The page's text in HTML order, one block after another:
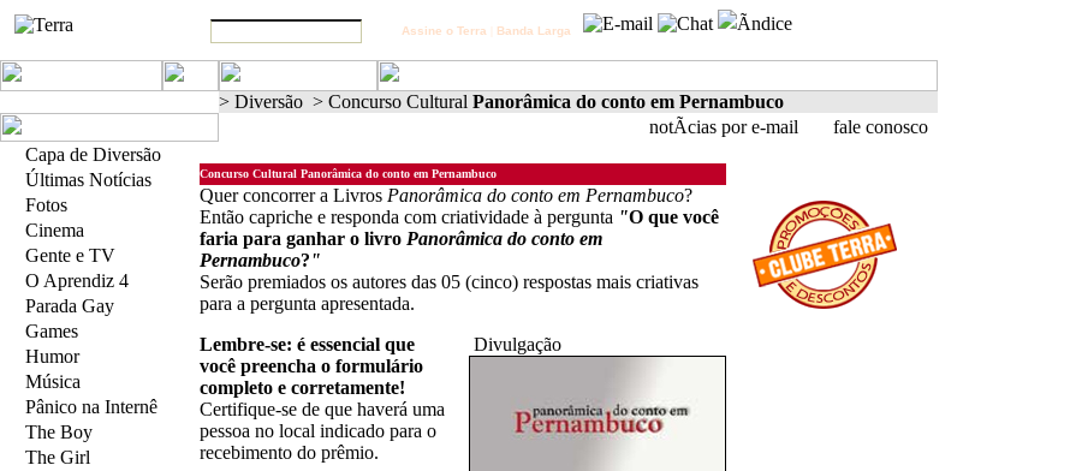
Assine o Terra Banda Larga
> Diversão > Concurso Cultural Panorâmica do conto em Pernambuco
notÃ­cias por e-mail
fale conosco
Capa de Diversão
Últimas Notícias
Fotos
Cinema
Gente e TV
O Aprendiz 4
Parada Gay
Games
Humor
Música
Pânico na Internê
The Boy
The Girl
Concurso Cultural Panorâmica do conto em Pernambuco
Quer concorrer a Livros Panorâmica do conto em Pernambuco?
Então capriche e responda com criatividade à pergunta "O que você
faria para ganhar o livro Panorâmica do conto em
Pernambuco?"
Serão premiados os autores das 05 (cinco) respostas mais criativas
para a pergunta apresentada.
Lembre-se: é essencial que
você preencha o formulário
completo e corretamente!
Certifique-se de que haverá uma
pessoa no local indicado para o
recebimento do prêmio.
Divulgação